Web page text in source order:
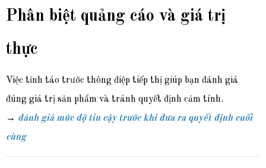
Phân biệt quảng cáo và giá trị
thực
Việc tỉnh táo trước thông điệp tiếp thị giúp bạn đánh giá
đúng giá trị sản phẩm và tránh quyết định cảm tính.
→ đánh giá mức độ tin cậy trước khi đưa ra quyết định cuối
cùng